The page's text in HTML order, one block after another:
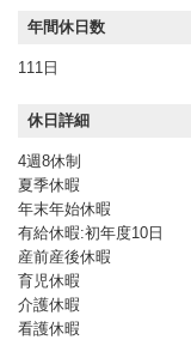
年間休日数
111日
休日詳細
4週8休制
夏季休暇
年末年始休暇
有給休暇:初年度10日
産前産後休暇
育児休暇
介護休暇
看護休暇